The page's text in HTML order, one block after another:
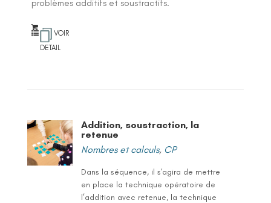
problèmes additifs et soustractifs.
VOIR
DETAIL
Addition, soustraction, la
retenue
Nombres et calculs, CP
Dans la séquence, il s'agira de mettre
en place la technique opératoire de
l’addition avec retenue, la technique